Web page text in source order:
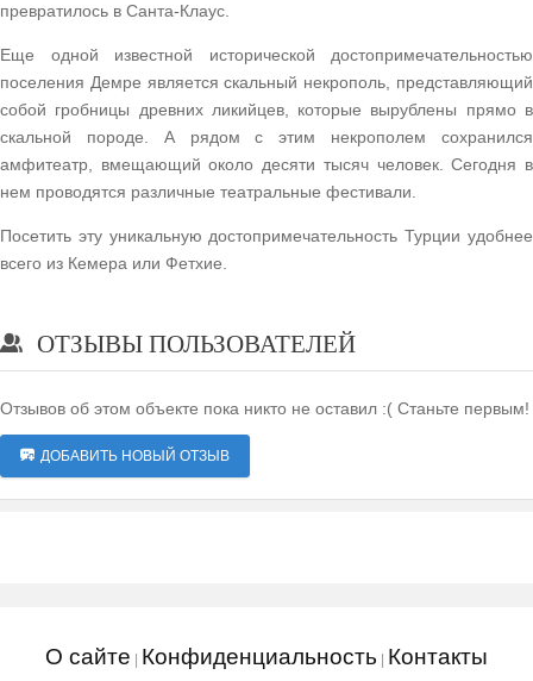
превратилось в Санта-Клаус.
Еще одной известной исторической достопримечательностью
поселения Демре является скальный некрополь, представляющий
собой гробницы древних ликийцев, которые вырублены прямо в
скальной породе. А рядом с этим некрополем сохранился
амфитеатр, вмещающий около десяти тысяч человек. Сегодня в
нем проводятся различные театральные фестивали.
Посетить эту уникальную достопримечательность Турции удобнее
всего из Кемера или Фетхие.
ОТЗЫВЫ ПОЛЬЗОВАТЕЛЕЙ
Отзывов об этом объекте пока никто не оставил :( Станьте первым!
ДОБАВИТЬ НОВЫЙ ОТЗЫВ
О сайте Конфиденциальность Контакты